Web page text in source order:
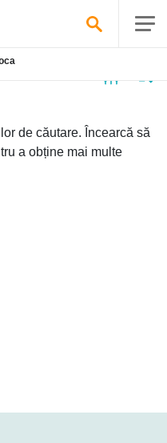
de căutare. Încearcă să
a obține mai multe